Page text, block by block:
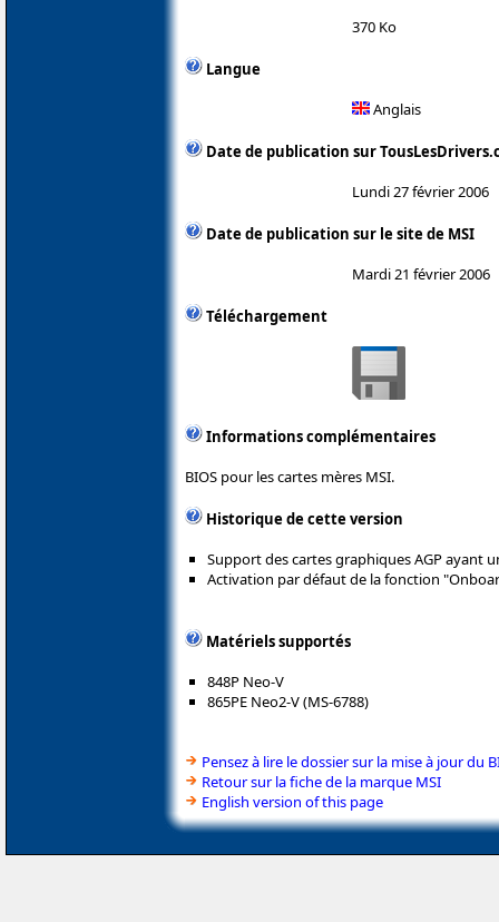
370 Ko
Langue
Anglais
Date de publication sur
Lundi 27 février 2006
Date de publication sur le site de MSI
Mardi 21 février 2006
Téléchargement
Informations complémentaires
BIOS pour les cartes mères MSI.
Historique de cette version
Support des cartes graphiques AGP ayant
Activation par défaut de la fonction
Matériels supportés
848P Neo-V
865PE Neo2-V (MS-6788)
Pensez à lire le dossier sur la mise à jour du
Retour sur la fiche de la marque MSI
English version of this page